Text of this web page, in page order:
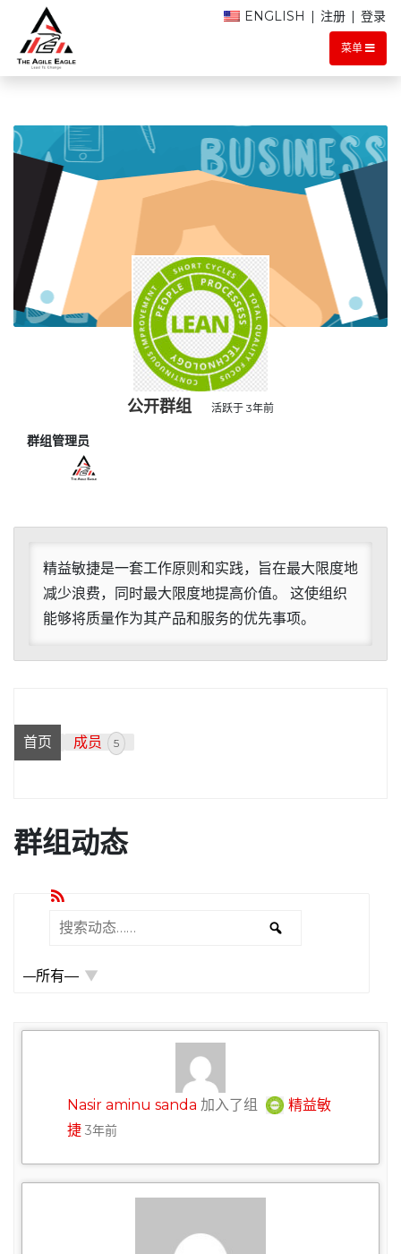
菜单
ENGLISH | 注册 | 登录
公开群组 活跃于 3年前
导
群组管理员
精益敏捷是一套工作原则和实践，旨在最大限度地
减少浪费，同时最大限度地提高价值。 这使组织
能够将质量作为其产品和服务的优先事项。
首页 成员 5
群组动态
搜
动
态……
Nasir aminu sanda 加入了组
精益敏
捷 3年前